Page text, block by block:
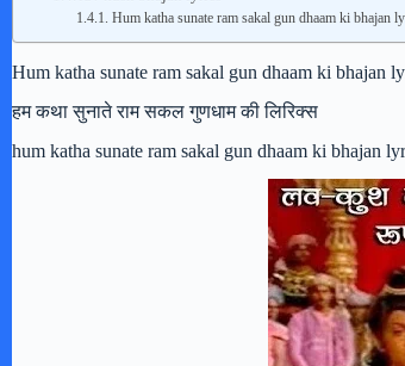
Hum katha sunate ram sakal gun dhaam ki bhajan
Hum katha sunate ram sakal gun dhaam ki bhajan
हम कथा सुनाते राम सकल गुणधाम की लिरिक्स
hum katha sunate ram sakal gun dhaam ki bhajan